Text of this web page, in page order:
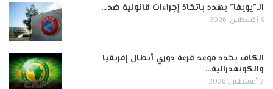
الـ”يويفا” يهدد باتخاذ إجراءات قانونية ضد…
3 أغسطس, 2026
الكاف يحدد موعد قرعة دوري أبطال إفريقيا
والكونفدرالية…
2 أغسطس, 2026